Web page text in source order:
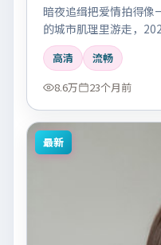
暗夜追缉把爱情拍得像
的城市肌理里游走，
高清
流畅
8.6万
23个月前
最新